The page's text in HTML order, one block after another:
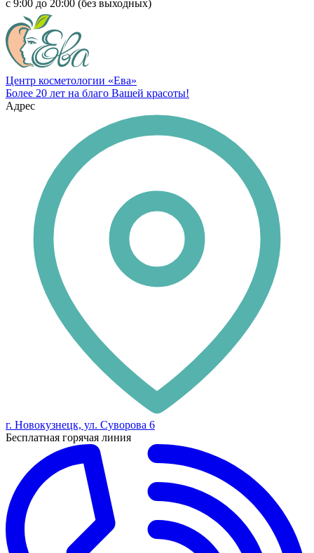
с 9:00 до 20:00 (без выходных)
Центр косметологии «Ева»
Более 20 лет на благо Вашей красоты!
Адрес
г. Новокузнецк, ул. Суворова 6
Бесплатная горячая линия